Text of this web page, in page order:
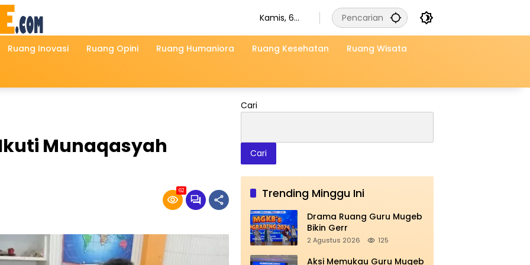
Kamis, 6
Ruang Inovasi Ruang Opini Ruang Humaniora Ruang Kesehatan Ruang Wisata
Munaqasyah
62
Cari
Cari
Trending Minggu Ini
Drama Ruang Guru Mugeb
Bikin Gerr
2 Agustus 2026 125
Aksi Memukau Guru Mugeb